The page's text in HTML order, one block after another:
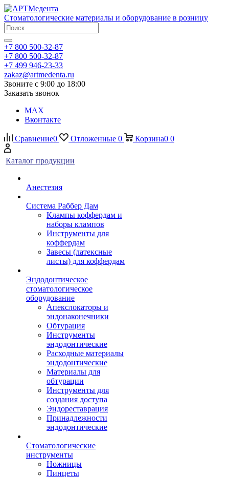
Стоматологические материалы и оборудование в розницу
+7 800 500-32-87
+7 800 500-32-87
+7 499 946-23-33
zakaz@artmedenta.ru
Звоните с 9:00 до 18:00
Заказать звонок
MAX
Вконтакте
Сравнение0 Отложенные 0 Корзина0 0
Каталог продукции
Анестезия
Система Раббер Дам
Клампы коффердам и
наборы клампов
Инструменты для
коффердам
Завесы (латексные
листы) для коффердам
Эндодонтическое
стоматологическое
оборудование
Апекслокаторы и
эндонаконечники
Обтурация
Инструменты
эндодонтические
Расходные материалы
эндодонтические
Материалы для
обтурации
Инструменты для
создания доступа
Эндореставрация
Принадлежности
эндодонтические
Стоматологические
инструменты
Ножницы
Пинцеты